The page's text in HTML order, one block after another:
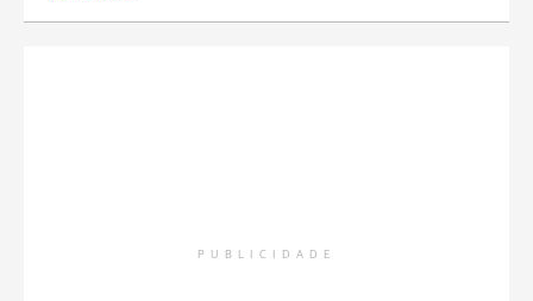
PUBLICIDADE